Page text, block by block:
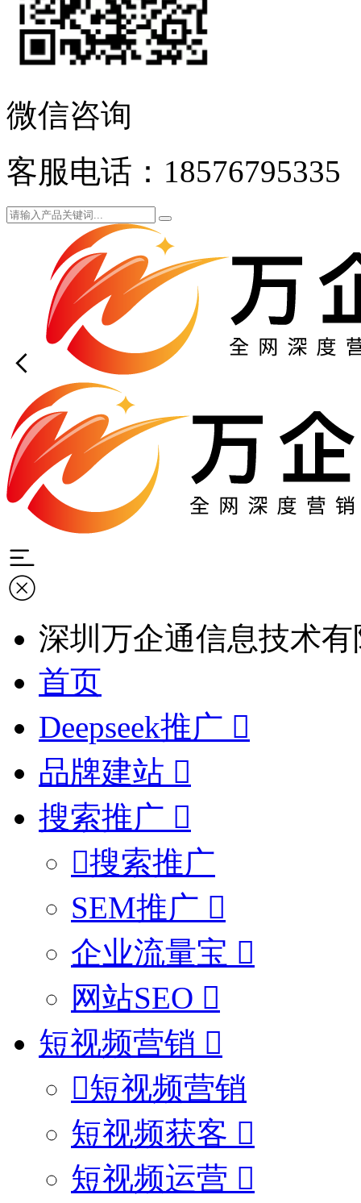
微信咨询
客服电话：18576795335
深圳万企通信息技术
首页
Deepseek推广
品牌建站
搜索推广
搜索推广
SEM推广
企业流量宝
网站SEO
短视频营销
短视频营销
短视频获客
短视频运营